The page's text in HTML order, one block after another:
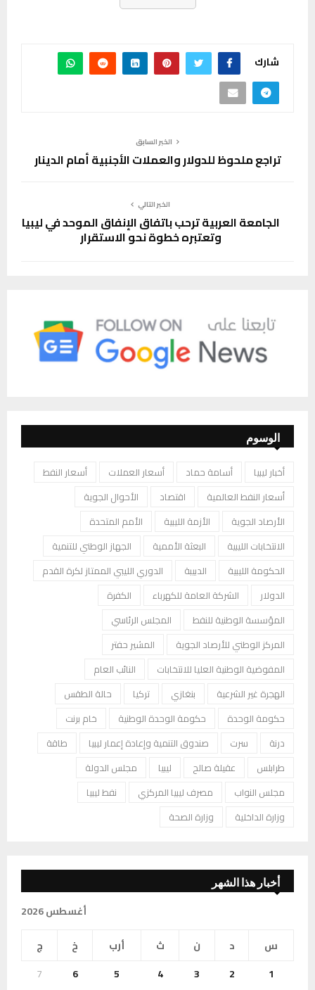
شارك
الخبر السابق
تراجع ملحوظ للدولار والعملات الأجنبية أمام الدينار
الخبر التالي
الجامعة العربية ترحب باتفاق الإنفاق الموحد في ليبيا
وتعتبره خطوة نحو الاستقرار
الوسوم
أخبار ليبيا أسامة حماد أسعار العملات
أسعار النفط
أسعار النفط العالمية
اقتصاد
الأحوال الجوية
الأرصاد الجوية
الأزمة الليبية
الأمم المتحدة
الانتخابات الليبية
البعثة الأممية
الجهاز الوطني للتنمية
الحكومة الليبية
الدبيبة
الدوري الليبي الممتاز لكرة القدم
الدولار
الشركة العامة للكهرباء
الكفرة
المؤسسة الوطنية للنفط
المجلس الرئاسي
المركز الوطني للأرصاد الجوية
المشير حفتر
المفوضية الوطنية العليا للانتخابات
النائب العام
الهجرة غير الشرعية
بنغازي تركيا
حالة الطقس
حكومة الوحدة
حكومة الوحدة الوطنية
خام برنت
درنة
سرت صندوق التنمية وإعادة إعمار ليبيا
طاقة
طرابلس
عقيلة صالح ليبيا
مجلس الدولة
مجلس النواب
مصرف ليبيا المركزي
نفط ليبيا
وزارة الداخلية
وزارة الصحة
أخبار هذا الشهر
أغسطس 2026
س
د ن ث أرب خ
ج
1
2
3
4
5
6
7